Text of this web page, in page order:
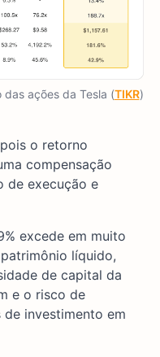
ações da Tesla (TIKR)
o retorno
compensação
de execução e
excede em muito
líquido,
de capital da
e o risco de
investimento em